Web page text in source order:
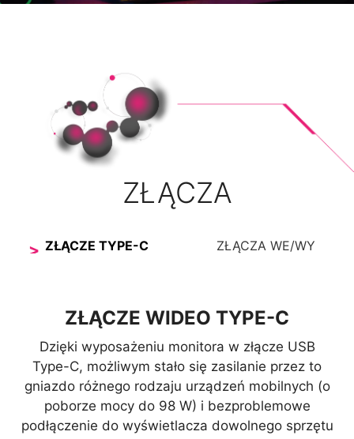
ZŁĄCZA
ZŁĄCZE TYPE-C ZŁĄCZA WE/WY
ZŁĄCZE WIDEO TYPE-C
Dzięki wyposażeniu monitora w złącze USB
Type-C, możliwym stało się zasilanie przez to
gniazdo różnego rodzaju urządzeń mobilnych (o
poborze mocy do 98 W) i bezproblemowe
podłączenie do wyświetlacza dowolnego sprzętu